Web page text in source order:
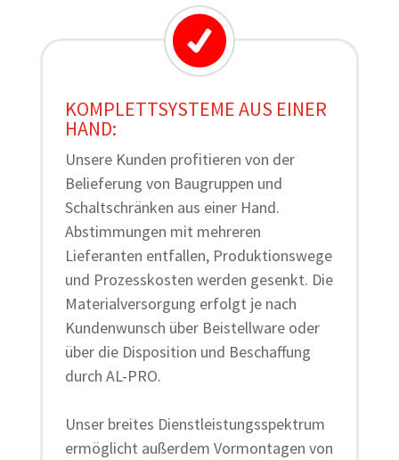
KOMPLETTSYSTEME AUS EINER
HAND:
Unsere Kunden profitieren von der
Belieferung von Baugruppen und
Schaltschränken aus einer Hand.
Abstimmungen mit mehreren
Lieferanten entfallen, Produktionswege
und Prozesskosten werden gesenkt. Die
Materialversorgung erfolgt je nach
Kundenwunsch über Beistellware oder
über die Disposition und Beschaffung
durch AL-PRO.
Unser breites Dienstleistungsspektrum
ermöglicht außerdem Vormontagen von